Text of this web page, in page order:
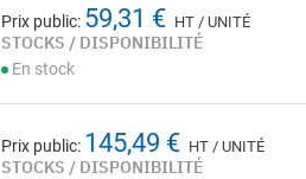
Prix public: 59,31 € HT / UNITÉ
STOCKS / DISPONIBILITÉ
En stock
Prix public: 145,49 € HT / UNITÉ
STOCKS / DISPONIBILITÉ